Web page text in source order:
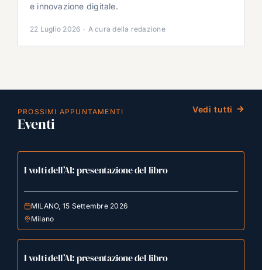
e innovazione digitale.
22 Luglio 2026 · A cura della redazione
PROSSIMI APPUNTAMENTI
Eventi
Vedi tutti
I volti dell’AI: presentazione del libro
MILANO, 15 Settembre 2026
Milano
I volti dell’AI: presentazione del libro